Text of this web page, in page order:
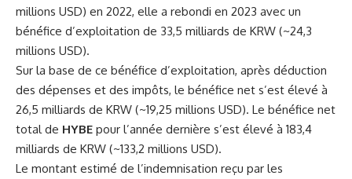
millions USD) en 2022, elle a rebondi en 2023 avec un
bénéfice d’exploitation de 33,5 milliards de KRW (~24,3
millions USD).
Sur la base de ce bénéfice d’exploitation, après déduction
des dépenses et des impôts, le bénéfice net s’est élevé à
26,5 milliards de KRW (~19,25 millions USD). Le bénéfice net
total de HYBE pour l’année dernière s’est élevé à 183,4
milliards de KRW (~133,2 millions USD).
Le montant estimé de l’indemnisation reçu par les